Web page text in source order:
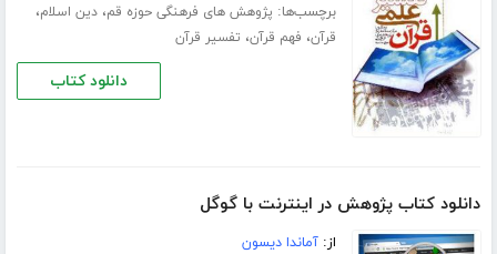
برچسب‌ها: پژوهش های فرهنگی حوزه قم،دین اسلام،
قرآن، فهم قرآن، تفسیر قرآن
دانلود کتاب
دانلود کتاب پژوهش در اینترنت با گوگل
از:آماندا دیسون